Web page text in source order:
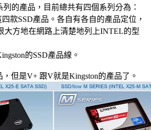
列的產品，目前總共有四個系列分為：
款SSD產品。各自有各自的產品定位，
大方地在網路上清楚地列上INTEL的型
的SSD產品線。
但是V+ 跟V就是Kingston的產品了。